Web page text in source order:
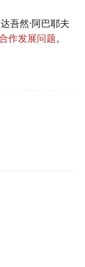
吾然·阿巴耶夫
作发展问题。